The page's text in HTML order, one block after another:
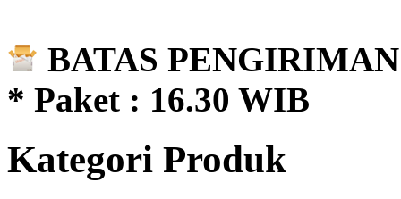
BATAS
* Paket : 16.30 WIB
Kategori Produk